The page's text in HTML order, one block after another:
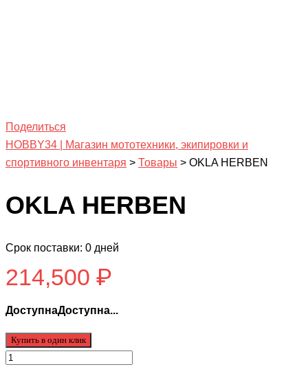
Поделиться
HOBBY34 | Магазин мототехники, экипировки и
спортивного инвентаря > Товары > OKLA HERBEN
OKLA HERBEN
Срок поставки: 0 дней
214,500 ₽
ДоступнаДоступна...
Купить в один клик
Количество